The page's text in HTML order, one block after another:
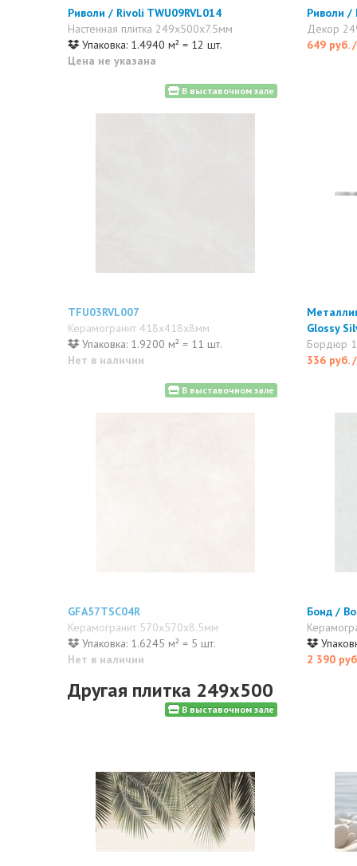
Риволи / Rivoli TWU09RVL014
Настенная плитка 249x500x7.5мм
Упаковка: 1.4940 м² = 12 шт.
Цена не указана
Риволи /
Декор
649 руб.
В выставочном зале
TFU03RVL007
Керамогранит 418x418x8мм
Упаковка: 1.9200 м² = 11 шт.
Нет в наличии
Glossy
Бордюр
336 руб.
В выставочном зале
GFA57TSC04R
Керамогранит 570x570x8.5мм
Упаковка: 1.6245 м² = 5 шт.
Нет в наличии
Бонд /
2 390
Другая плитка 249x500
В выставочном зале